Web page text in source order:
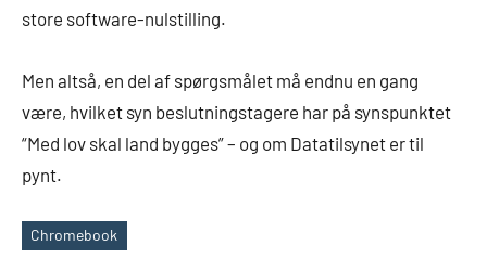
store software-nulstilling.
Men altså, en del af spørgsmålet må endnu en gang
være, hvilket syn beslutningstagere har på synspunktet
“Med lov skal land bygges” – og om Datatilsynet er til
pynt.
Tags
Chromebook